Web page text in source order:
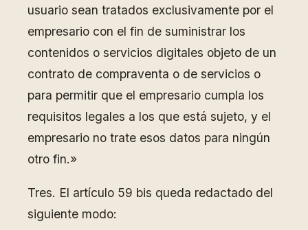
usuario sean tratados exclusivamente por el
empresario con el fin de suministrar los
contenidos o servicios digitales objeto de un
contrato de compraventa o de servicios o
para permitir que el empresario cumpla los
requisitos legales a los que está sujeto, y el
empresario no trate esos datos para ningún
otro fin.»
Tres. El artículo 59 bis queda redactado del
siguiente modo: